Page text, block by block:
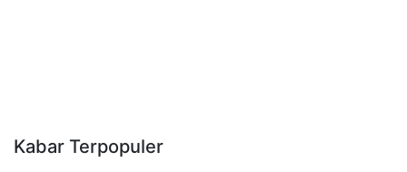
Kabar Terpopuler